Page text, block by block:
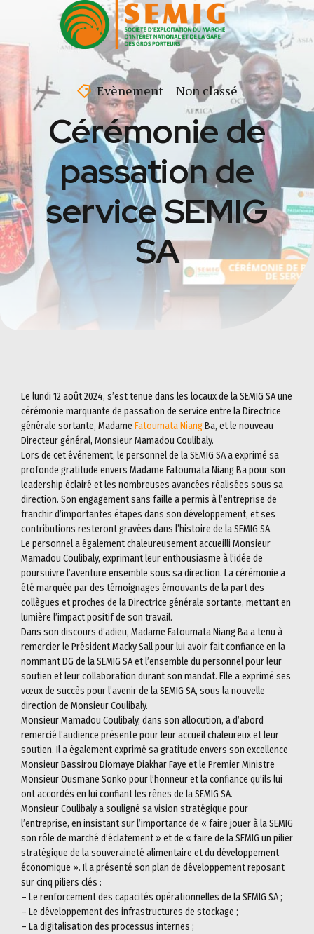
Evènement Non classé
Cérémonie de
passation de
service SEMIG
SA
Le lundi 12 août 2024, s’est tenue dans les locaux de la SEMIG SA une
cérémonie marquante de passation de service entre la Directrice
générale sortante, Madame Fatoumata NiangBa, et le nouveau
Directeur général, Monsieur Mamadou Coulibaly.
Lors de cet événement, le personnel de la SEMIG SA a exprimé sa
profonde gratitude envers Madame Fatoumata Niang Ba pour son
leadership éclairé et les nombreuses avancées réalisées sous sa
direction. Son engagement sans faille a permis à l’entreprise de
franchir d’importantes étapes dans son développement, et ses
contributions resteront gravées dans l’histoire de la SEMIG SA.
Le personnel a également chaleureusement accueilli Monsieur
Mamadou Coulibaly, exprimant leur enthousiasme à l’idée de
poursuivre l’aventure ensemble sous sa direction. La cérémonie a
été marquée par des témoignages émouvants de la part des
collègues et proches de la Directrice générale sortante, mettant en
lumière l’impact positif de son travail.
Dans son discours d’adieu, Madame Fatoumata Niang Ba a tenu à
remercier le Président Macky Sall pour lui avoir fait confiance en la
nommant DG de la SEMIG SA et l’ensemble du personnel pour leur
soutien et leur collaboration durant son mandat. Elle a exprimé ses
vœux de succès pour l’avenir de la SEMIG SA, sous la nouvelle
direction de Monsieur Coulibaly.
Monsieur Mamadou Coulibaly, dans son allocution, a d’abord
remercié l’audience présente pour leur accueil chaleureux et leur
soutien. Il a également exprimé sa gratitude envers son excellence
Monsieur Bassirou Diomaye Diakhar Faye et le Premier Ministre
Monsieur Ousmane Sonko pour l’honneur et la confiance qu’ils lui
ont accordés en lui confiant les rênes de la SEMIG SA.
Monsieur Coulibaly a souligné sa vision stratégique pour
l’entreprise, en insistant sur l’importance de « faire jouer à la SEMIG
son rôle de marché d’éclatement » et de « faire de la SEMIG un pilier
stratégique de la souveraineté alimentaire et du développement
économique ». Il a présenté son plan de développement reposant
sur cinq piliers clés :
– Le renforcement des capacités opérationnelles de la SEMIG SA ;
– Le développement des infrastructures de stockage ;
– La digitalisation des processus internes ;